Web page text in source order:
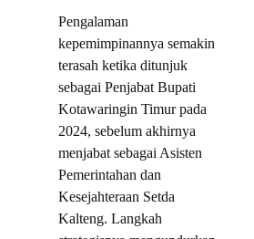
Pengalaman
kepemimpinannya semakin
terasah ketika ditunjuk
sebagai Penjabat Bupati
Kotawaringin Timur pada
2024, sebelum akhirnya
menjabat sebagai Asisten
Pemerintahan dan
Kesejahteraan Setda
Kalteng. Langkah